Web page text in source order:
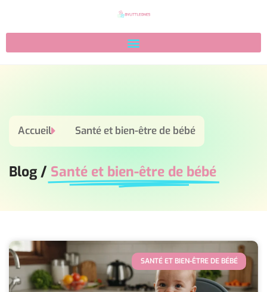
Accueil Santé et bien-être de bébé
Blog / Santé et bien-être de bébé
SANTÉ ET BIEN-ÊTRE DE BÉBÉ